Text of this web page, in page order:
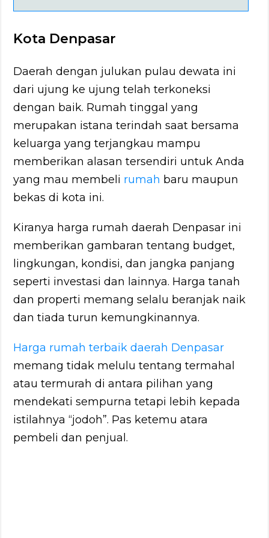
Kota Denpasar
Daerah dengan julukan pulau dewata ini
dari ujung ke ujung telah terkoneksi
dengan baik. Rumah tinggal yang
merupakan istana terindah saat bersama
keluarga yang terjangkau mampu
memberikan alasan tersendiri untuk Anda
yang mau membeli rumah baru maupun
bekas di kota ini.
Kiranya harga rumah daerah Denpasar ini
memberikan gambaran tentang budget,
lingkungan, kondisi, dan jangka panjang
seperti investasi dan lainnya. Harga tanah
dan properti memang selalu beranjak naik
dan tiada turun kemungkinannya.
Harga rumah terbaik daerah Denpasar
memang tidak melulu tentang termahal
atau termurah di antara pilihan yang
mendekati sempurna tetapi lebih kepada
istilahnya “jodoh”. Pas ketemu atara
pembeli dan penjual.